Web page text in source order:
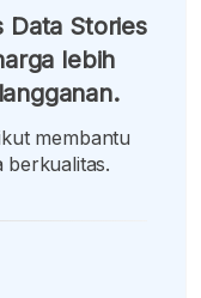
Data Stories
lebih
membantu
berkualitas.